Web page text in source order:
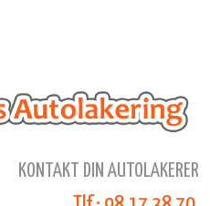
KONTAKT DIN AUTOLAKERER​